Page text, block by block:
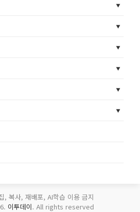
, 복사, 재배포, AI학습 이용 금지
이투데이. All rights reserved